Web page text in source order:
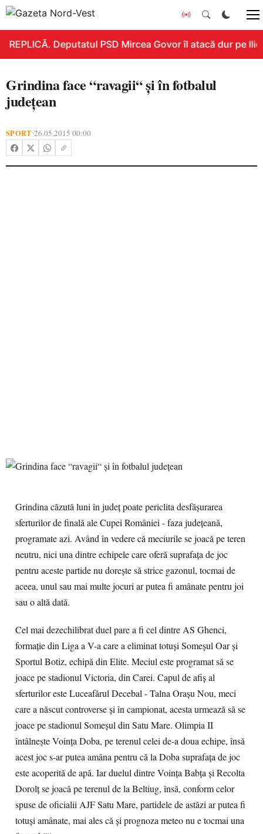
REPLICĂ. Deputatul PSD Mircea Govor îl atacă dur pe
Grindina face “ravagii“ şi în fotbalul
judeţean
SPORT•26.05.2015 00:00
Grindina căzută luni în judeţ poate periclita desfăşurarea
sferturilor de finală ale Cupei României - faza judeţeană,
programate azi. Având în vedere că meciurile se joacă pe teren
neutru, nici una dintre echipele care oferă suprafaţa de joc
pentru aceste partide nu doreşte să strice gazonul, tocmai de
aceea, unul sau mai multe jocuri ar putea fi amânate pentru joi
sau o altă dată.
Cel mai dezechilibrat duel pare a fi cel dintre AS Ghenci,
formaţie din Liga a V-a care a eliminat totuşi Someşul Oar şi
Sportul Botiz, echipă din Elite. Meciul este programat să se
joace pe stadionul Victoria, din Carei. Capul de afiş al
sferturilor este Luceafărul Decebal - Talna Oraşu Nou, meci
care a născut controverse şi în campionat, acesta urmează să se
joace pe stadionul Someşul din Satu Mare. Olimpia II
întâlneşte Voinţa Doba, pe terenul celei de-a doua echipe, însă
acest joc s-ar putea amâna pentru că la Doba suprafaţa de joc
este acoperită de apă. Iar duelul dintre Voinţa Babţa şi Recolta
Dorolţ se joacă pe terenul de la Beltiug, însă, conform celor
spuse de oficialii AJF Satu Mare, partidele de astăzi ar putea fi
totuşi amânate, mai ales că şi prognoza meteo nu e tocmai una